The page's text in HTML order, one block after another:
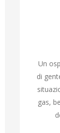
Un
di
gas,